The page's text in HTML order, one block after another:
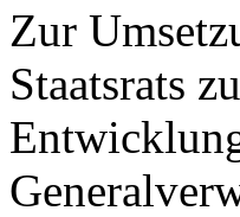
Zur
Staatsrats